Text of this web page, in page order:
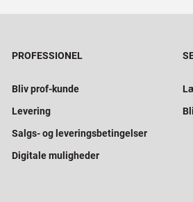
PROFESSIONEL
Bliv prof-kunde
Levering
Salgs- og leveringsbetingelser
Digitale muligheder